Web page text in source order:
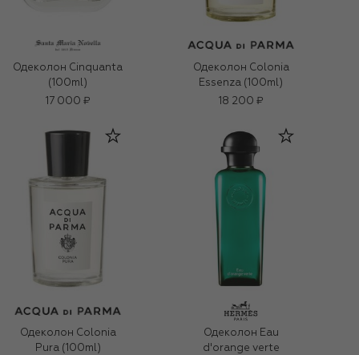
Одеколон Cinquanta
(100ml)
17 000 ₽
Одеколон Colonia
Essenza (100ml)
18 200 ₽
Одеколон Colonia
Pura (100ml)
Одеколон Eau
d'orange verte